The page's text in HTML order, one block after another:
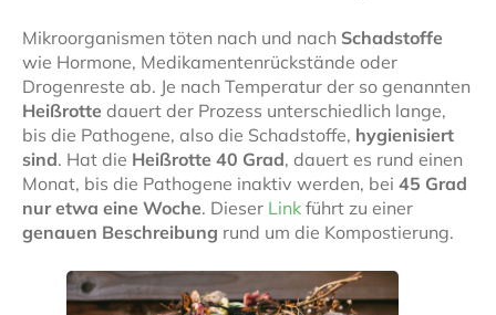
Mikroorganismen töten nach und nach Schadstoffe
wie Hormone, Medikamentenrückstände oder
Drogenreste ab. Je nach Temperatur der so genannten
Heißrotte dauert der Prozess unterschiedlich lange,
bis die Pathogene, also die Schadstoffe, hygienisiert
sind. Hat die Heißrotte 40 Grad, dauert es rund einen
Monat, bis die Pathogene inaktiv werden, bei 45 Grad
nur etwa eine Woche. Dieser Link führt zu einer
genauen Beschreibung rund um die Kompostierung.